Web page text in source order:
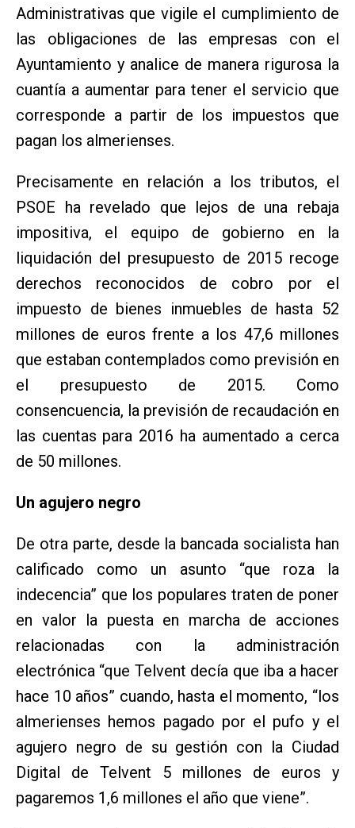
Administrativas que vigile el cumplimiento de
las obligaciones de las empresas con el
Ayuntamiento y analice de manera rigurosa la
cuantía a aumentar para tener el servicio que
corresponde a partir de los impuestos que
pagan los almerienses.
Precisamente en relación a los tributos, el
PSOE ha revelado que lejos de una rebaja
impositiva, el equipo de gobierno en la
liquidación del presupuesto de 2015 recoge
derechos reconocidos de cobro por el
impuesto de bienes inmuebles de hasta 52
millones de euros frente a los 47,6 millones
que estaban contemplados como previsión en
el presupuesto de 2015. Como
consencuencia, la previsión de recaudación en
las cuentas para 2016 ha aumentado a cerca
de 50 millones.
Un agujero negro
De otra parte, desde la bancada socialista han
calificado como un asunto “que roza la
indecencia” que los populares traten de poner
en valor la puesta en marcha de acciones
relacionadas con la administración
electrónica “que Telvent decía que iba a hacer
hace 10 años” cuando, hasta el momento, “los
almerienses hemos pagado por el pufo y el
agujero negro de su gestión con la Ciudad
Digital de Telvent 5 millones de euros y
pagaremos 1,6 millones el año que viene”.